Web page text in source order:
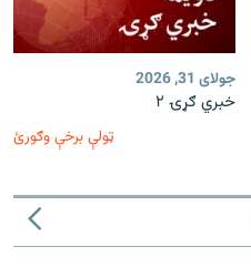
جولای 31, 2026
خبري ګړۍ ۲
ټولې برخې وګورئ